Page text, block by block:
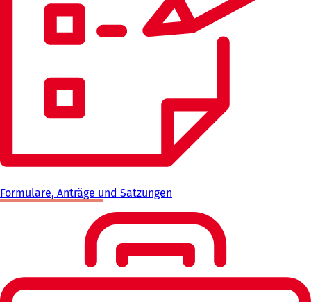
Formulare, Anträge und Satzungen